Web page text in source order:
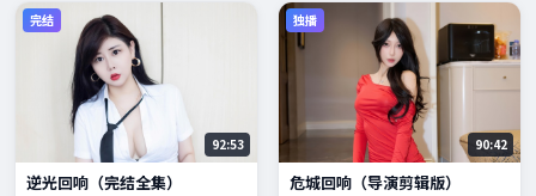
完结
92:53
逆光回响（完结全集）
独播
90:42
危城回响（导演剪辑版）